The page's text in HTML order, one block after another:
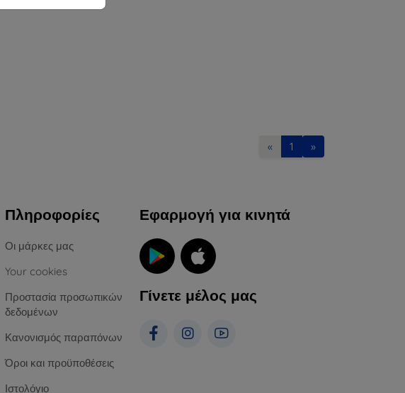
« 1 »
Πληροφορίες
Οι μάρκες μας
Your cookies
Προστασία προσωπικών
δεδομένων
Κανονισμός παραπόνων
Όροι και προϋποθέσεις
Ιστολόγιο
Εφαρμογή για κινητά
Γίνετε μέλος μας